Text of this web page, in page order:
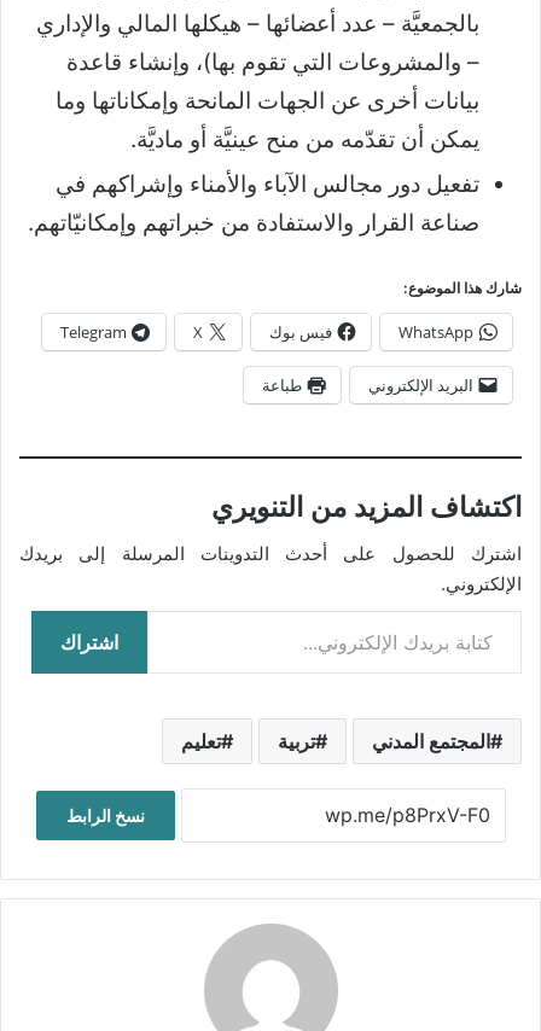
بالجمعيَّة – عدد أعضائها – هيكلها المالي والإداري
– والمشروعات التي تقوم بها)، وإنشاء قاعدة
بيانات أخرى عن الجهات المانحة وإمكاناتها وما
يمكن أن تقدّمه من منح عينيَّة أو ماديَّة.
تفعيل دور مجالس الآباء والأمناء وإشراكهم في
صناعة القرار والاستفادة من خبراتهم وإمكانيّاتهم.
شارك هذا الموضوع:
WhatsApp فيس بوك X
Telegram
البريد الإلكتروني طباعة
اكتشاف المزيد من التنويري
اشترك للحصول على أحدث التدوينات المرسلة إلى بريدك
الإلكتروني.
كتابة بريدك الإلكتروني...
اشتراك
المجتمع المدني تربية تعليم
نسخ الرابط